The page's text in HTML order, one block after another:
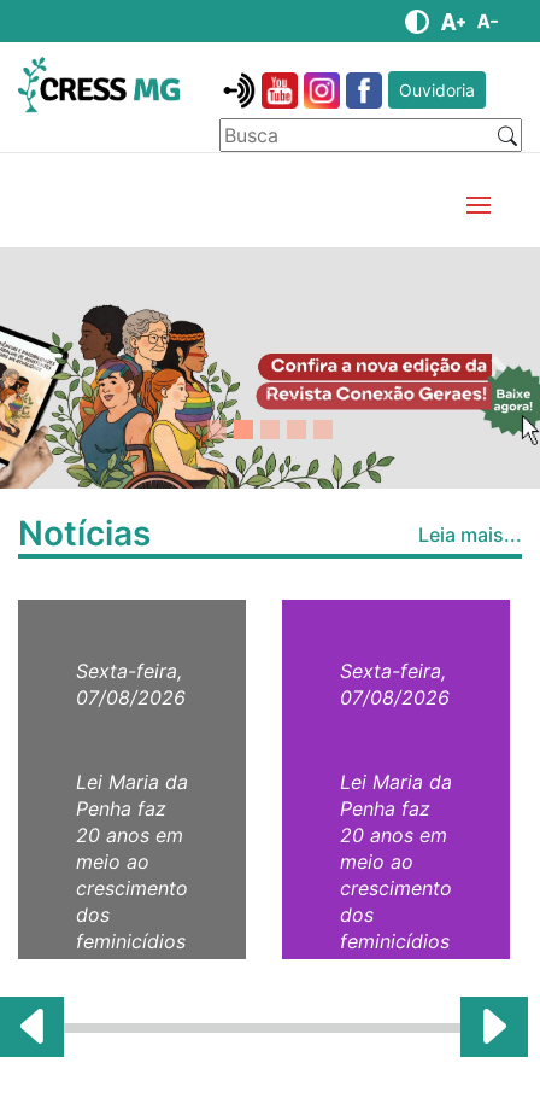
Ouvidoria
Anterior
Notícias Leia mais...
Sexta-feira,
07/08/2026
Lei Maria da
Penha faz
20 anos em
meio ao
crescimento
dos
feminicídios
Sexta-feira,
07/08/2026
Lei Maria da
Penha faz
20 anos em
meio ao
crescimento
dos
feminicídios